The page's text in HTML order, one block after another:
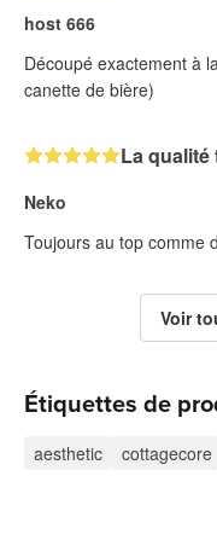
host 666
Découpé exactement à
canette de bière)
La
Neko
Toujours au top comme
Voir
Étiquettes de
aesthetic cottagecore